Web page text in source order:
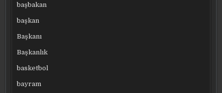
başbakan
başkan
Başkanı
Başkanlık
basketbol
bayram